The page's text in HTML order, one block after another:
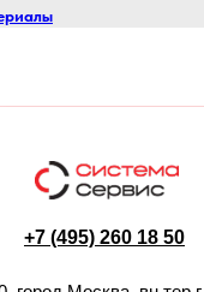
+7 (495) 260 18 50